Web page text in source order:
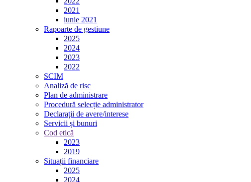
2021
iunie 2021
Rapoarte de gestiune
2025
2024
2023
2022
SCIM
Analiză de risc
Plan de administrare
Procedură selecție administrator
Declarații de avere/interese
Servicii și bunuri
Cod etică
2023
2019
Situații financiare
2025
2024